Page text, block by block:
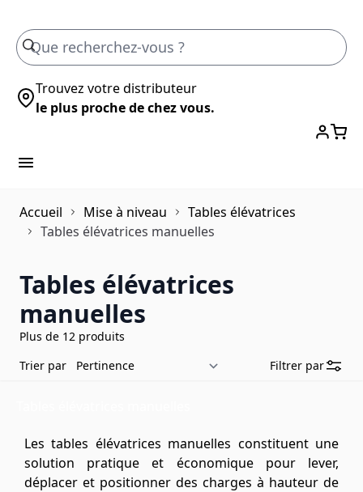
Trouvez votre distributeur
le plus proche de chez vous.
Accueil Mise à niveau
Tables élévatrices
Tables élévatrices manuelles
Tables élévatrices
manuelles
Plus de 12 produits
Trier par
Filtrer par
Les tables élévatrices manuelles constituent une
solution pratique et économique pour lever,
déplacer et positionner des charges à hauteur de